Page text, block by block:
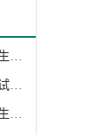
河北经贸大学2026年硕士研究生招生考试复试参考书目
江南大学2026年硕士研究生招生考试复试参考书目
青岛农业大学2026年硕士研究生招生考试复试参考书目